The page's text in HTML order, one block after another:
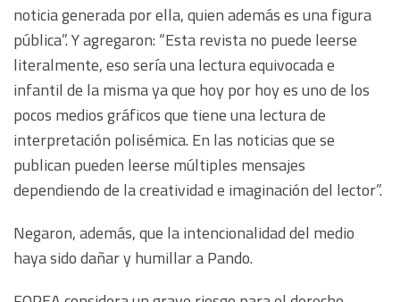
noticia generada por ella, quien además es una figura
pública”. Y agregaron: “Esta revista no puede leerse
literalmente, eso sería una lectura equivocada e
infantil de la misma ya que hoy por hoy es uno de los
pocos medios gráficos que tiene una lectura de
interpretación polisémica. En las noticias que se
publican pueden leerse múltiples mensajes
dependiendo de la creatividad e imaginación del lector”.
Negaron, además, que la intencionalidad del medio
haya sido dañar y humillar a Pando.